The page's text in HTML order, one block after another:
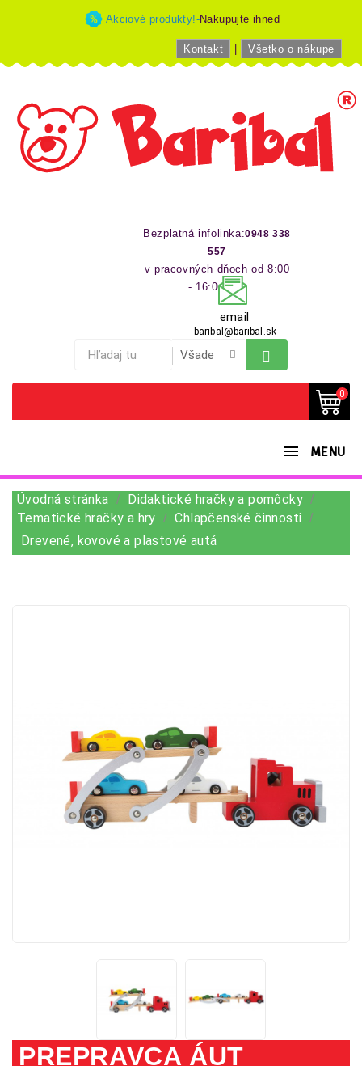
Akciové produkty!-Nakupujte ihneď
Kontakt Všetko o nákupe
Bezplatná infolinka:0948 338
557
v pracovných dňoch od 8:00
- 16:00 hod
email
baribal@baribal.sk
0
MENU
Úvodná stránka
Didaktické hračky a pomôcky
Tematické hračky a hry
Chlapčenské činnosti
Drevené, kovové a plastové autá
PREPRAVCA ÁUT